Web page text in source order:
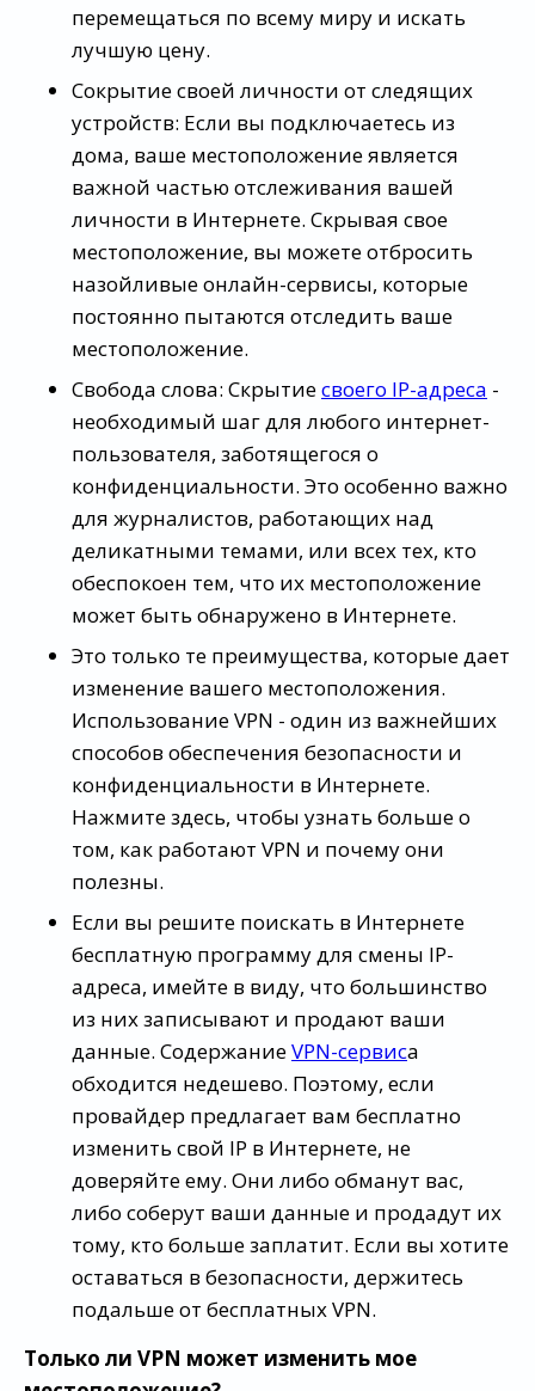
перемещаться по всему миру и искать
лучшую цену.
Сокрытие своей личности от следящих
устройств: Если вы подключаетесь из
дома, ваше местоположение является
важной частью отслеживания вашей
личности в Интернете. Скрывая свое
местоположение, вы можете отбросить
назойливые онлайн-сервисы, которые
постоянно пытаются отследить ваше
местоположение.
Свобода слова: Скрытиесвоего IP-адреса -
необходимый шаг для любого интернет-
пользователя, заботящегося о
конфиденциальности. Это особенно важно
для журналистов, работающих над
деликатными темами, или всех тех, кто
обеспокоен тем, что их местоположение
может быть обнаружено в Интернете.
Это только те преимущества, которые дает
изменение вашего местоположения.
Использование VPN - один из важнейших
способов обеспечения безопасности и
конфиденциальности в Интернете.
Нажмите здесь, чтобы узнать больше о
том, как работают VPN и почему они
полезны.
Если вы решите поискать в Интернете
бесплатную программу для смены IP-
адреса, имейте в виду, что большинство
из них записывают и продают ваши
данные. СодержаниеVPN-сервиса
обходится недешево. Поэтому, если
провайдер предлагает вам бесплатно
изменить свой IP в Интернете, не
доверяйте ему. Они либо обманут вас,
либо соберут ваши данные и продадут их
тому, кто больше заплатит. Если вы хотите
оставаться в безопасности, держитесь
подальше от бесплатных VPN.
Только ли VPN может изменить мое